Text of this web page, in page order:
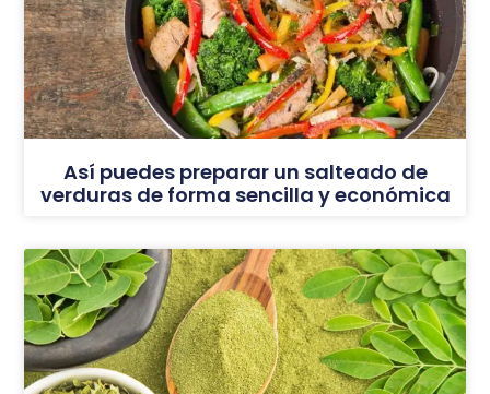
Así puedes preparar un salteado de
verduras de forma sencilla y económica